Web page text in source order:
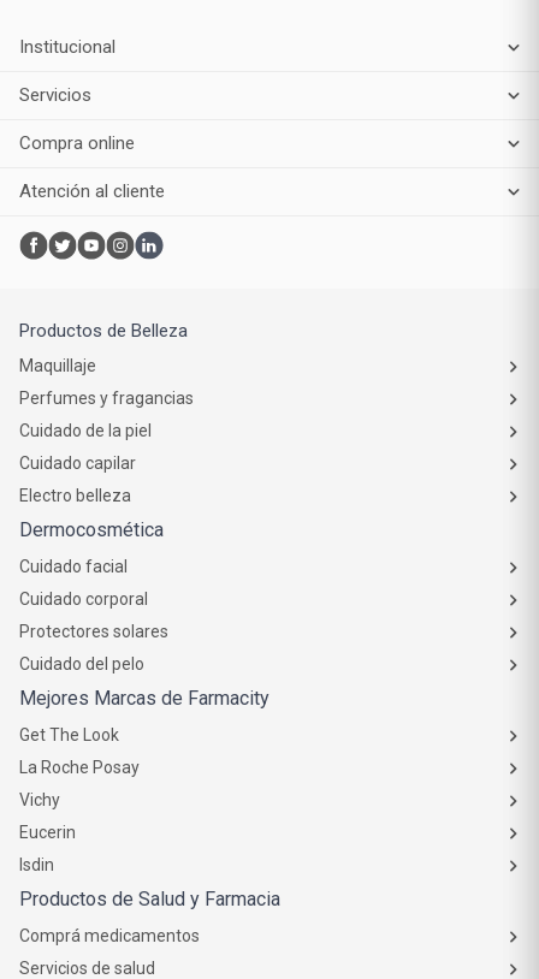
Institucional
Servicios
Compra online
Atención al cliente
Productos de Belleza
Maquillaje
Perfumes y fragancias
Cuidado de la piel
Cuidado capilar
Electro belleza
Dermocosmética
Cuidado facial
Cuidado corporal
Protectores solares
Cuidado del pelo
Mejores Marcas de Farmacity
Get The Look
La Roche Posay
Vichy
Eucerin
Isdin
Productos de Salud y Farmacia
Comprá medicamentos
Servicios de salud